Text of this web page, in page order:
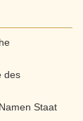
des
Staat